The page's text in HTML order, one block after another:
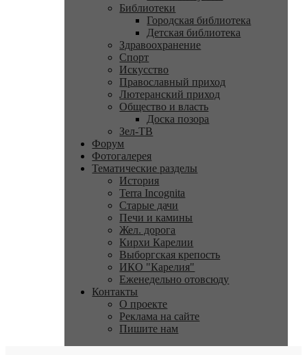
Библиотеки
Городская библиотека
Детская библиотека
Здравоохранение
Спорт
Искусство
Православный приход
Лютеранский приход
Общество и власть
Доска позора
Зел-ТВ
Форум
Фотогалерея
Тематические разделы
История
Terra Incognita
Старые дачи
Печи и камины
Жел. дорога
Кирхи Карелии
Выборгская крепость
ИКО "Карелия"
Еженедельно отовсюду
Контакты
О проекте
Реклама на сайте
Пишите нам